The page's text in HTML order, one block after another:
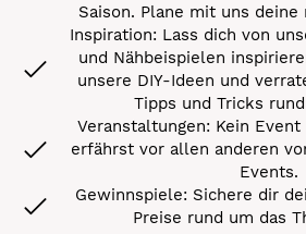
Saison. Plane mit uns deine
Inspiration: Lass dich von
und Nähbeispielen
unsere DIY-Ideen und
Tipps und Tricks
Veranstaltungen: Kein
erfährst vor allen anderen
Events.
Gewinnspiele: Sichere dir
Preise rund um das